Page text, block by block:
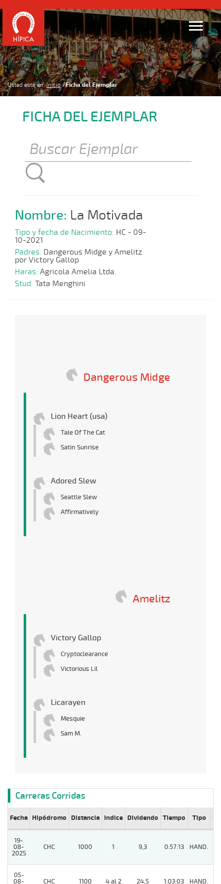
Usted está en: Inicio Ficha del Ejemplar
FICHA DEL EJEMPLAR
Nombre: La Motivada
Tipo y fecha de Nacimiento: HC - 09-
10-2021
Padres: Dangerous Midge y Amelitz
por Victory Gallop
Haras: Agricola Amelia Ltda.
Stud: Tata Menghini
Dangerous Midge
Lion Heart (usa)
Tale Of The Cat
Satin Sunrise
Adored Slew
Seattle Slew
Affirmatively
Amelitz
Victory Gallop
Cryptoclearance
Victorious Lil
Licarayen
Mesquie
Sam M.
Carreras Corridas
Fecha Hipódromo Distancia Indice Dividendo Tiempo Tipo Lº
19-
08-
2025
CHC 1000 1 9,3 0:57:13 HAND.
05-
08-
CHC 1100 4 al 2 24,5 1:03:03 HAND.